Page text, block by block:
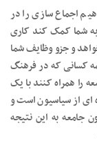
اجماع سازی را در
به شما کمک کند کاری
و جزو وظایف شما
کسانی که در فرهنگ
را همراه کنند با یک
از سیاسیون است و
جامعه به این نتیجه